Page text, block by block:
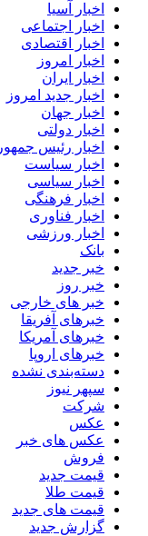
اخبار آسیا
اخبار اجتماعی
اخبار اقتصادی
اخبار امروز
اخبار ایران
اخبار جدید امروز
اخبار جهان
اخبار دولتی
اخبار رئیس جمهور
اخبار سیاست
اخبار سیاسی
اخبار فرهنگی
اخبار فناوری
اخبار ورزشی
بانک
خبر جدید
خبر روز
خبر های خارجی
خبرهای آفریقا
خبرهای آمریکا
خبرهای اروپا
دسته‌بندی نشده
سپهر نیوز
شرکت
عکس
عکس های خبر
فروش
قیمت جدید
قیمت طلا
قیمت های جدید
گزارش جدید